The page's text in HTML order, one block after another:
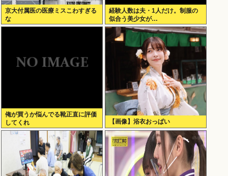
京大付属医の医療ミスこわすぎる
な
経験人数は夫・1人だけ。制服の
似合う美少女が…
俺が買うか悩んでる靴正直に評価
してくれ
【画像】浴衣おっぱい